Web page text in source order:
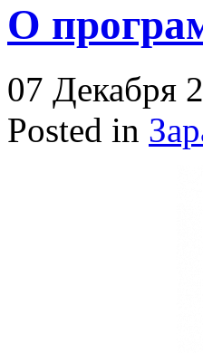
О
07 Декабря
Posted in